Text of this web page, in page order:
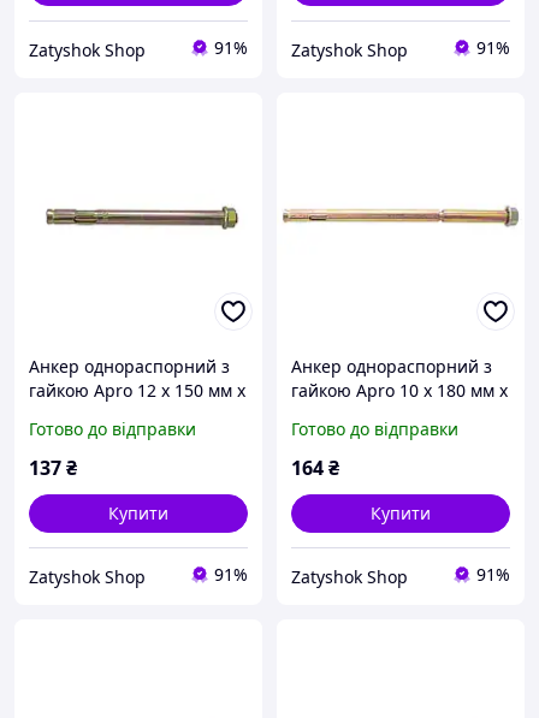
Zatyshok Shop 91% Zatyshok Shop 91%
Анкер однораспорний з
гайкою Apro 12 х 150 мм x
(SRTR1012150)
Готово до відправки
137₴
Купити
Zatyshok Shop 91%
Анкер однораспорний з
гайкою Apro 10 х 180 мм x
Готово до відправки
164₴
Купити
Zatyshok Shop 91%